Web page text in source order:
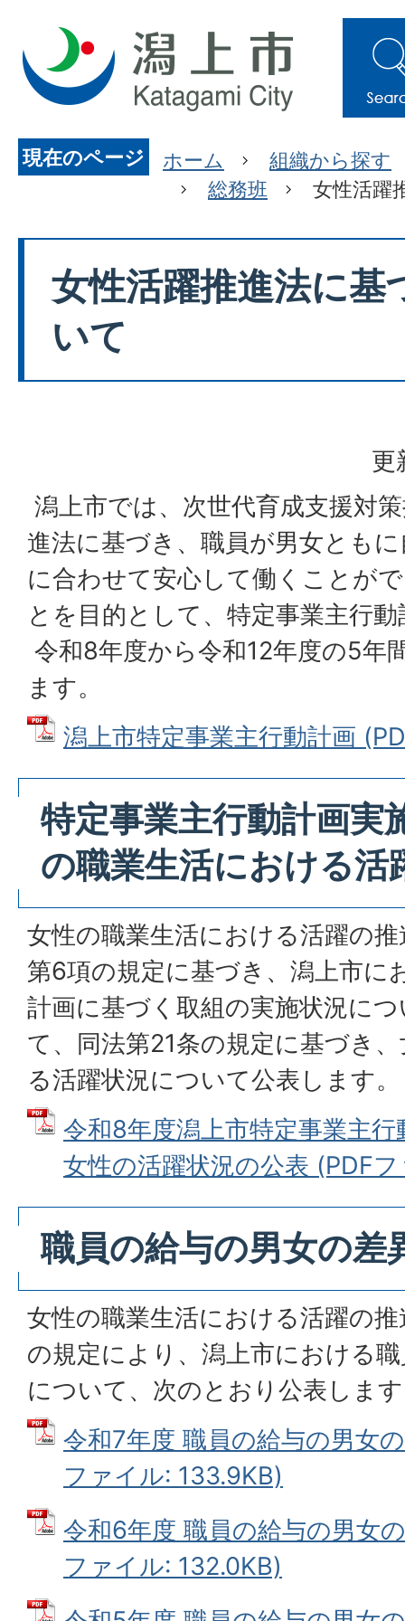
現在のページ ホーム
組織から探す
総務班
女性活躍
女性活躍推進法に基
いて
更
潟上市では、次世代育成支援対
進法に基づき、職員が男女とも
に合わせて安心して働くことが
とを目的として、特定事業主行
令和8年度から令和12年度の5年
ます。
潟上市特定事業主行動計画
特定事業主行動計画実
の職業生活における活
女性の職業生活における活躍の
第6項の規定に基づき、潟上市に
計画に基づく取組の実施状況に
て、同法第21条の規定に基づき
る活躍状況について公表します。
令和8年度潟上市特定事業主
女性の活躍状況の公表 (PDF
職員の給与の男女の差
女性の職業生活における活躍の
の規定により、潟上市における
について、次のとおり公表しま
令和7年度 職員の給与の男女
ファイル: 133.9KB)
令和6年度 職員の給与の男女
ファイル: 132.0KB)